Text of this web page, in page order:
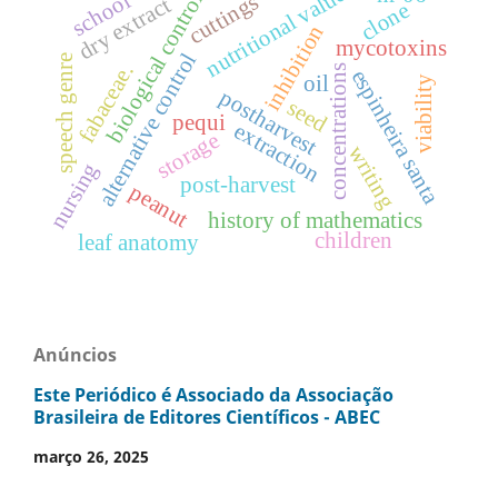
concentrations
inhibition
postharvest
alternative control extraction
nutritional value
oil
pequi
biological control
post-harvest
mycotoxins
peanut
leaf anatomy
fabaceae.
history of mathematics
writing
speech genre espinheira santa
dry extract
nursing
storage
seed viability
cuttings clone
school
children
Anúncios
Este Periódico é Associado da Associação
Brasileira de Editores Científicos - ABEC
março 26, 2025